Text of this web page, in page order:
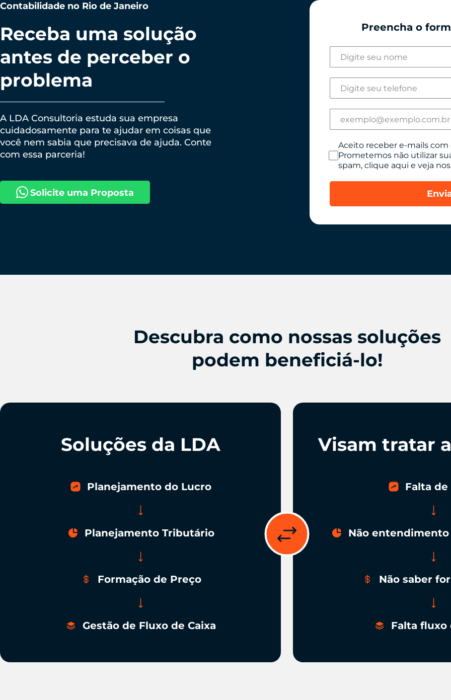
Contabilidade no Rio de Janeiro
Receba uma solução
antes de perceber o
problema
A LDA Consultoria estuda sua empresa
cuidadosamente para te ajudar em coisas que
você nem sabia que precisava de ajuda. Conte
com essa parceria!
Solicite uma Proposta
Preencha o
Aceito receber e-mails
Prometemos não utilizar
spam, clique aqui e veja
Descubra como nossas soluções
podem beneficiá-lo!
Soluções da LDA
Planejamento do Lucro
Planejamento Tributário
Formação de Preço
Gestão de Fluxo de Caixa
Visam tratar
Falta de
Não
Não saber
Falta fluxo